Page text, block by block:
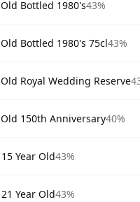
Bottled 1980's43%
Bottled 1980's 75cl43%
Royal Wedding Reserve
150th Anniversary40%
Year Old43%
Year Old43%